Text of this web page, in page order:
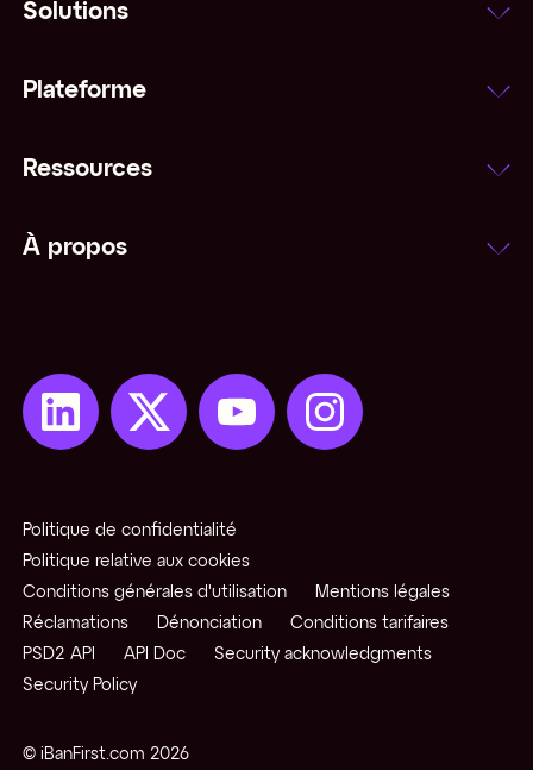
Solutions
Plateforme
Ressources
À propos
© iBanFirst.com 2026
Politique de confidentialité
Politique relative aux cookies
Conditions générales d'utilisation
Mentions légales
Réclamations
Dénonciation
Conditions tarifaires
PSD2 API
API Doc
Security acknowledgments
Security Policy